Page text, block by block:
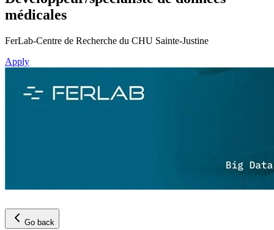
médicales
FerLab-Centre de Recherche du CHU Sainte-Justine
Apply
Go back